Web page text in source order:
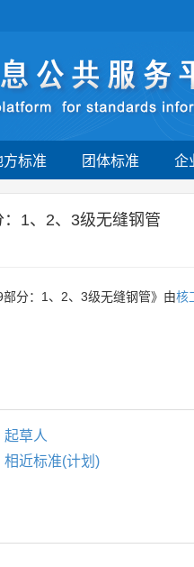
标准 团体标准 企
1、2、3级无缝钢管
分：1、2、3级无缝钢管》由核
起草人
相近标准(计划)